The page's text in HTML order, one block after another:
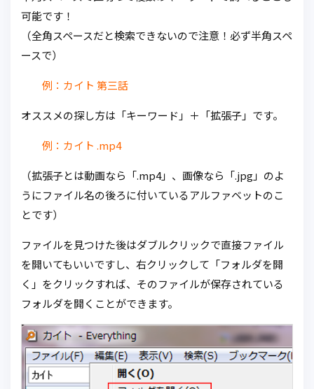
可能です！
（全角スペースだと検索できないので注意！必ず半角スペ
ースで）
例：カイト 第三話
オススメの探し方は「キーワード」＋「拡張子」です。
例：カイト .mp4
（拡張子とは動画なら「.mp4」、画像なら「.jpg」のよ
うにファイル名の後ろに付いているアルファベットのこ
とです）
ファイルを見つけた後はダブルクリックで直接ファイル
を開いてもいいですし、右クリックして「フォルダを開
く」をクリックすれば、そのファイルが保存されている
フォルダを開くことができます。